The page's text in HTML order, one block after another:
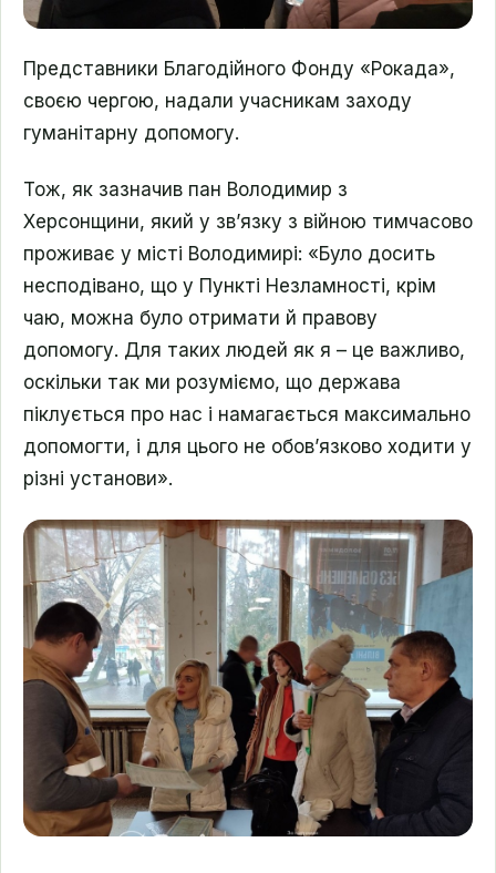
Представники Благодійного Фонду «Рокада»,
своєю чергою, надали учасникам заходу
гуманітарну допомогу.
Тож, як зазначив пан Володимир з
Херсонщини, який у зв’язку з війною тимчасово
проживає у місті Володимирі: «Було досить
несподівано, що у Пункті Незламності, крім
чаю, можна було отримати й правову
допомогу. Для таких людей як я – це важливо,
оскільки так ми розуміємо, що держава
піклується про нас і намагається максимально
допомогти, і для цього не обов’язково ходити у
різні установи».